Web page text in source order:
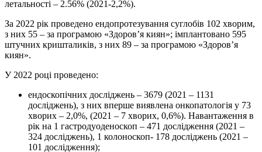
летальності – 2.56% (2021-2,2%).
За 2022 рік проведено ендопротезування суглобів 102 хворим,
з них 55 – за програмою «Здоров’я киян»; імплантовано 595
штучних кришталиків, з них 89 – за програмою «Здоров’я
киян».
У 2022 році проведено:
ендоскопічних досліджень – 3679 (2021 – 1131
досліджень), з них вперше виявлена онкопатологія у 73
хворих – 2,0%, (2021 – 7 хворих, 0,6%). Навантаження в
рік на 1 гастродуоденоскоп – 471 дослідження (2021 –
324 досліджень), 1 колоноскоп- 178 досліджень (2021 –
101 дослідження);